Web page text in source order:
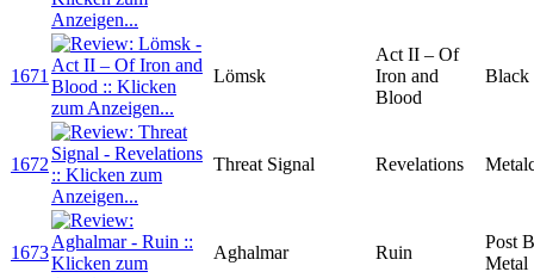
1671 Lömsk
Act II – Of
Iron and
Blood
Black
1672 Threat Signal Revelations
1673 Aghalmar Ruin
Post
Metal